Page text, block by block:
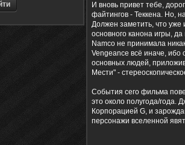
И вновь привет тебе,
файтингов - Теккена. Но,
Должен заметить, что
основного канона игры,
Namco не принимала
Vengeance всё иначе, ибо
основных людей,
Мести" -
События сего фильма
это около полугода/года.
Корпорацией G, и
персонажи вселенной